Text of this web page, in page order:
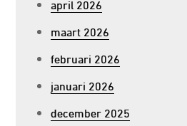
april 2026
maart 2026
februari 2026
januari 2026
december 2025